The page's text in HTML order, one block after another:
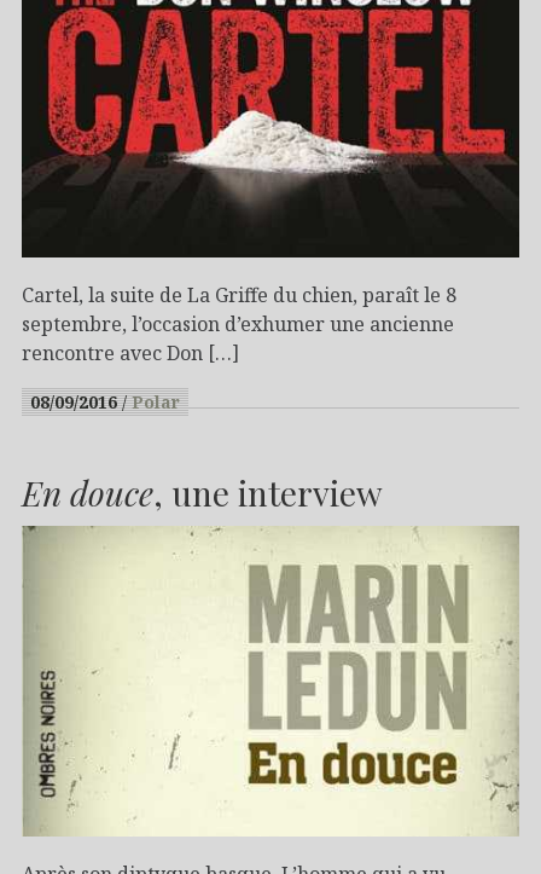
Cartel, la suite de La Griffe du chien, paraît le 8
septembre, l’occasion d’exhumer une ancienne
rencontre avec Don […]
08/09/2016 Polar
En douce, une interview